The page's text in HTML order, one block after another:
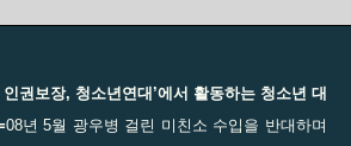
권보장, 청소년연대’에서 활동하는 청소년 대
08년 5월 광우병 걸린 미친소 수입을 반대하며